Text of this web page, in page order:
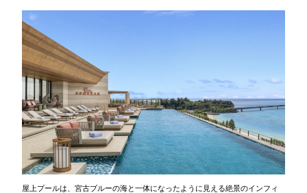
屋上プールは、宮古ブルーの海と一体になったように見える絶景のインフィ